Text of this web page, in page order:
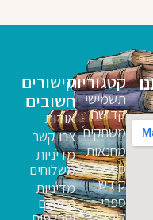
קטגוריות
תשמישי
קדושה
משחקים
מחנאות
ספרי
קודש
ספרי
קישורים
חשובים
אודות
צרו קשר
מדיניות
משלוחים
מדיניות
החזרים